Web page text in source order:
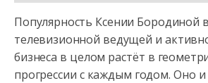
Популярность Ксении Бородиной
телевизионной ведущей и
бизнеса в целом растёт в
прогрессии с каждым годом. Оно